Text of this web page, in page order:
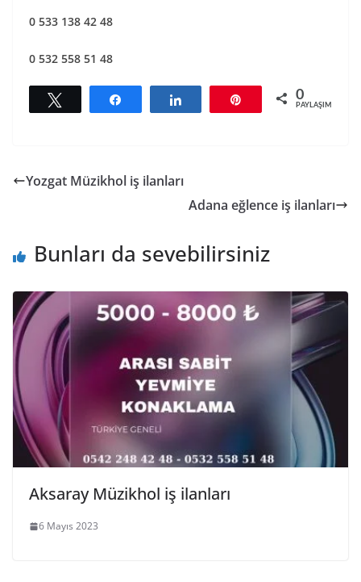
0 533 138 42 48
0 532 558 51 48
Tweetle 0
PAYLAŞIMLAR
Yozgat Müzikhol iş ilanları
Adana eğlence iş ilanları
Bunları da sevebilirsiniz
Aksaray Müzikhol iş ilanları
6 Mayıs 2023